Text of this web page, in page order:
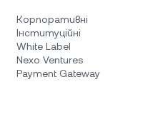
Корпоративні
Інституційні
White Label
Nexo Ventures
Payment Gateway